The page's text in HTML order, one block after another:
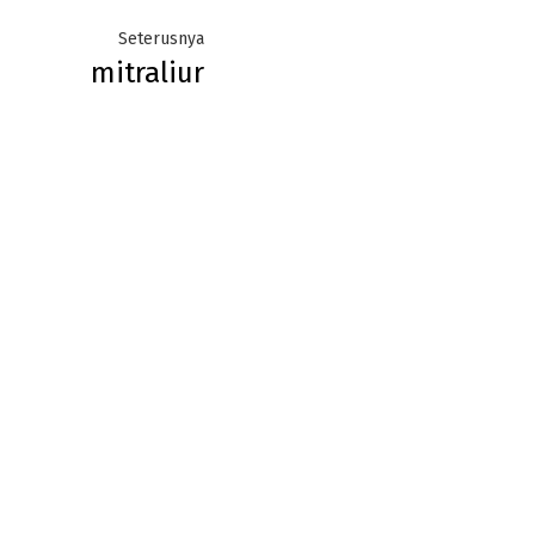
SeterusnyaNext
post:
mitraliur